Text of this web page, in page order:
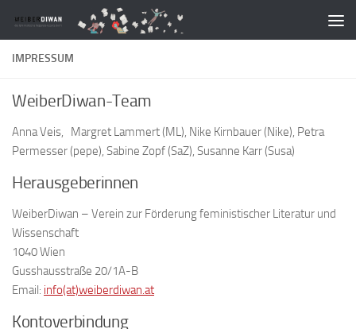
Zum Inhalt springen
IMPRESSUM
WeiberDiwan-Team
Anna Veis, Margret Lammert (ML), Nike Kirnbauer (Nike), Petra
Permesser (pepe), Sabine Zopf (SaZ), Susanne Karr (Susa)
Herausgeberinnen
WeiberDiwan – Verein zur Förderung feministischer Literatur und
Wissenschaft
1040 Wien
Gusshausstraße 20/1A-B
Email: info(at)weiberdiwan.at
Kontoverbindung